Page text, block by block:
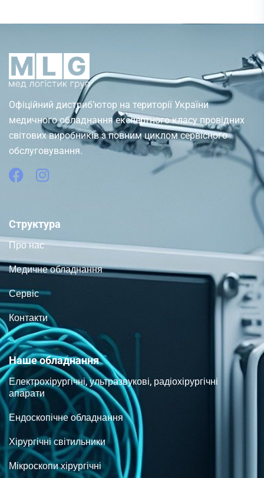
Офіційний дистриб’ютор на території України
медичного обладнання експертного класу провідних
світових виробників з повним циклом сервісного
обслуговування.
Структура
Про нас
Медичне обладнання
Сервіс
Контакти
Наше обладнання
Електрохірургічні, ультразвукові, радіохірургічні
апарати
Ендоскопічне обладнання
Хірургічні світильники
Мікроскопи хірургічні